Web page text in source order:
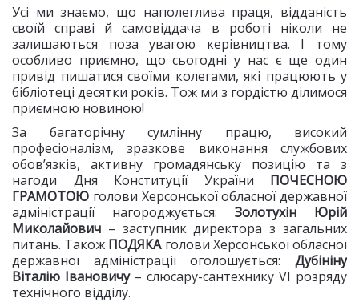
Усі ми знаємо, що наполеглива праця, відданість
своїй справі й самовіддача в роботі ніколи не
залишаються поза увагою керівництва. І тому
особливо приємно, що сьогодні у нас є ще один
привід пишатися своїми колегами, які працюють у
бібліотеці десятки років. Тож ми з гордістю ділимося
приємною новиною!
За багаторічну сумлінну працю, високий
професіоналізм, зразкове виконання службових
обов’язків, активну громадянську позицію та з
нагоди Дня Конституції України ПОЧЕСНОЮ
ГРАМОТОЮ голови Херсонської обласної державної
адміністрації нагороджується: Золотухін Юрій
Миколайович – заступник директора з загальних
питань. Також ПОДЯКАголови Херсонської обласної
державної адміністрації оголошується: Дубініну
Віталію Івановичу– слюсару-сантехнику VI розряду
технічного відділу.